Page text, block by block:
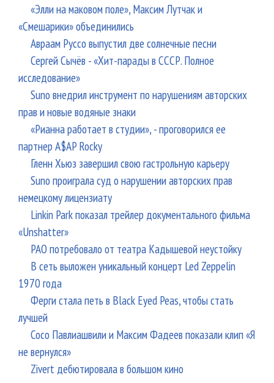
«Элли на маковом поле», Максим Лутчак и
«Смешарики» объединились
Авраам Руссо выпустил две солнечные песни
Сергей Сычёв - «Хит-парады в СССР. Полное
исследование»
Suno внедрил инструмент по нарушениям авторских
прав и новые водяные знаки
«Рианна работает в студии», - проговорился ее
партнер A$AP Rocky
Гленн Хьюз завершил свою гастрольную карьеру
Suno проиграла суд о нарушении авторских прав
немецкому лицензиату
Linkin Park показал трейлер документального фильма
«Unshatter»
РАО потребовало от театра Кадышевой неустойку
В сеть выложен уникальный концерт Led Zeppelin
1970 года
Ферги стала петь в Black Eyed Peas, чтобы стать
лучшей
Сосо Павлиашвили и Максим Фадеев показали клип «Я
не вернулся»
Zivert дебютировала в большом кино